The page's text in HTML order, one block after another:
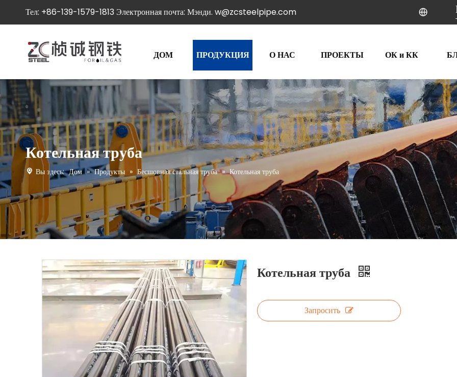
Тел: +86-139-1579-1813 Электронная почта: Мэнди. w@zcsteelpipe.com
ДОМ ПРОДУКЦИЯ О НАС ПРОЕКТЫ ОК и КК
Котельная труба
Вы здесь: Дом » Продукты » Бесшовная стальная труба » Котельная труба
Котельная труба
Запросить